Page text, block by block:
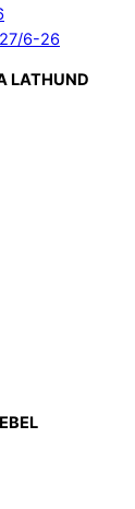
6-26
LATHUND